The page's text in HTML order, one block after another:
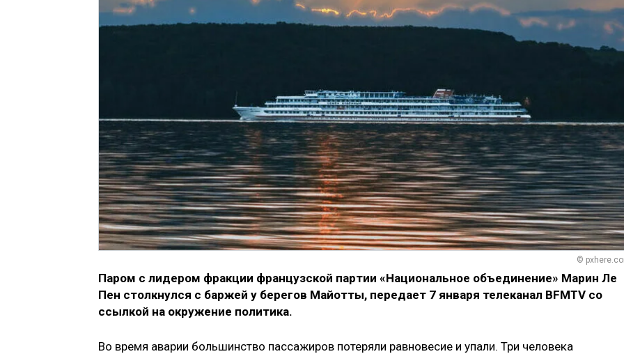
©
Паром с лидером фракции французской партии «Национальное объединение» Марин Ле
Пен столкнулся с баржей у берегов Майотты, передает 7 января телеканал BFMTV со
ссылкой на окружение политика.
Во время аварии большинство пассажиров потеряли равновесие и упали. Три человека